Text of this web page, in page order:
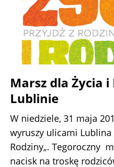
Marsz dla Życia
Lublinie
W niedziele, 31 maja
wyruszy ulicami Lublina
Rodziny„. Tegoroczny
nacisk na troskę